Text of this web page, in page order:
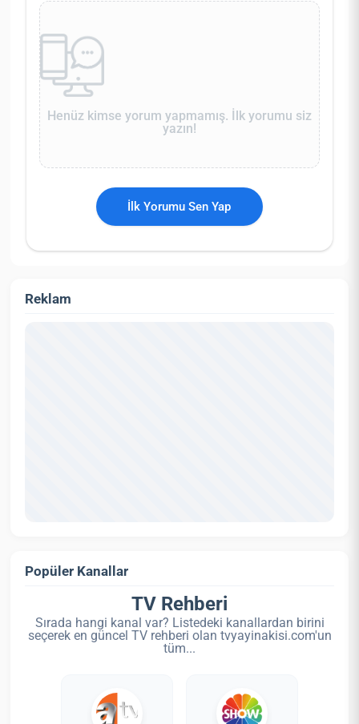
Henüz kimse yorum yapmamış. İlk yorumu siz
yazın!
İlk Yorumu Sen Yap
Reklam
Popüler Kanallar
TV Rehberi
Sırada hangi kanal var? Listedeki kanallardan birini
seçerek en güncel TV rehberi olan tvyayinakisi.com'un
tüm...